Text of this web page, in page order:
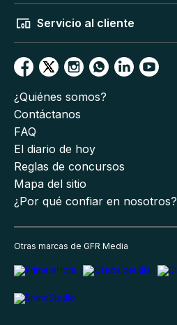
Servicio al cliente
¿Quiénes somos?
Contáctanos
FAQ
El diario de hoy
Reglas de concursos
Mapa del sitio
¿Por qué confiar en nosotros?
Otras marcas de GFR Media